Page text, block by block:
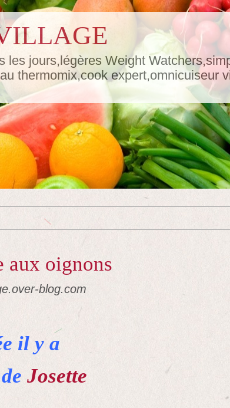
les jours,légères Weight
thermomix,cook expert,omnicuiseur
aux oignons
blog.com
il y a
Josette